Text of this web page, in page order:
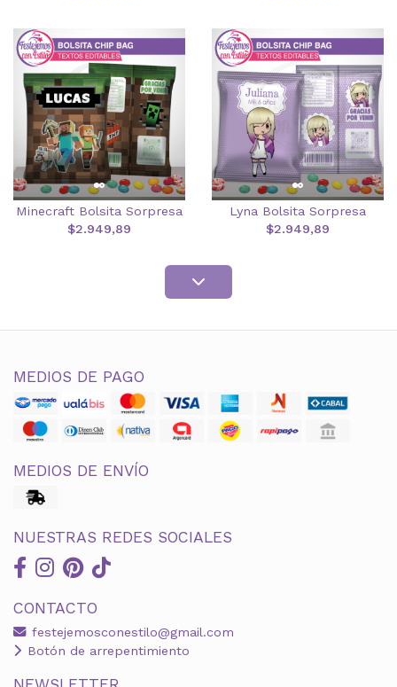
Minecraft Bolsita Sorpresa
$2.949,89
Lyna Bolsita Sorpresa
$2.949,89
MEDIOS DE PAGO
MEDIOS DE ENVÍO
NUESTRAS REDES SOCIALES
CONTACTO
festejemosconestilo@gmail.com
Botón de arrepentimiento